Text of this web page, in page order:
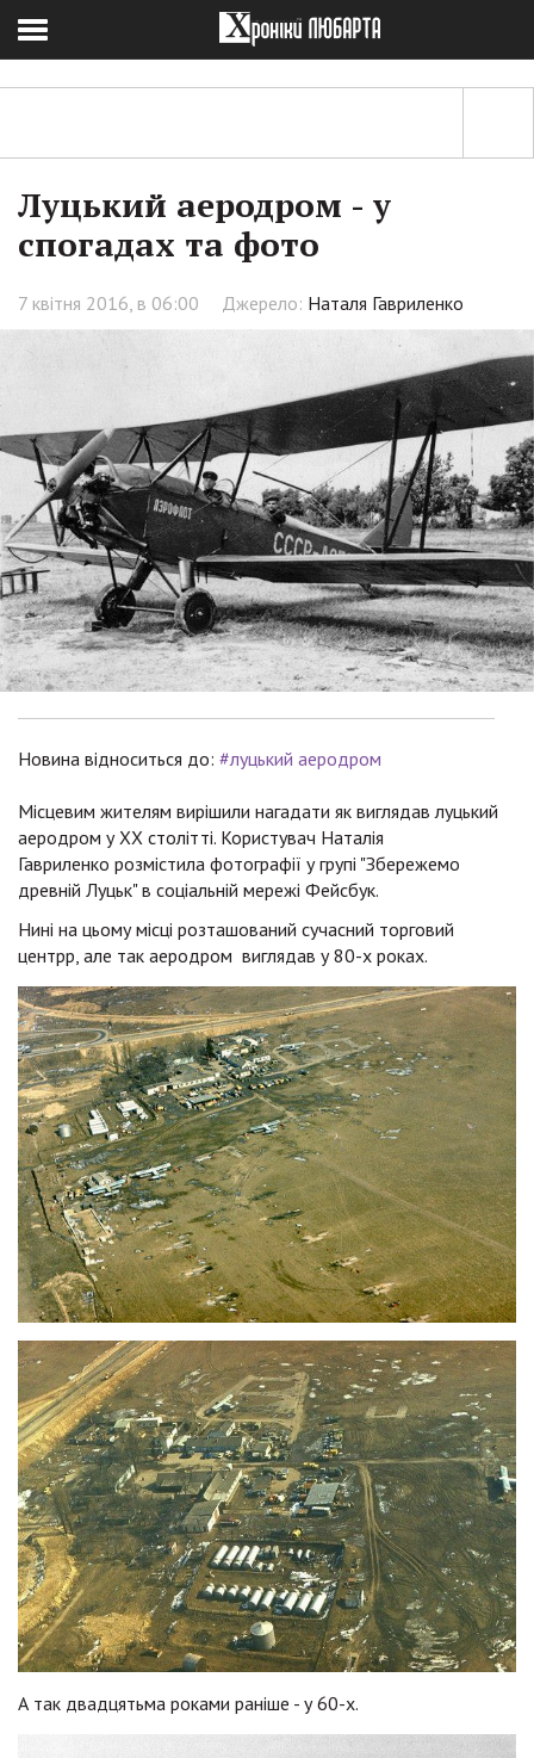
Луцький аеродром - у
спогадах та фото
7 квітня 2016, в 06:00 Джерело: Наталя Гавриленко
Новина відноситься до: #луцький аеродром
Місцевим жителям вирішили нагадати як виглядав луцький
аеродром у ХХ столітті. Користувач Наталія
Гавриленко розмістила фотографії у групі "Збережемо
древній Луцьк" в соціальній мережі Фейсбук.
Нині на цьому місці розташований сучасний торговий
центрр, але так аеродром виглядав у 80-х роках.
А так двадцятьма роками раніше - у 60-х.